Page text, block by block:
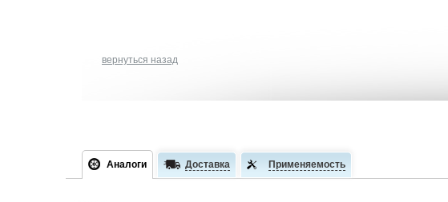
вернуться назад
Аналоги Доставка Применяемость